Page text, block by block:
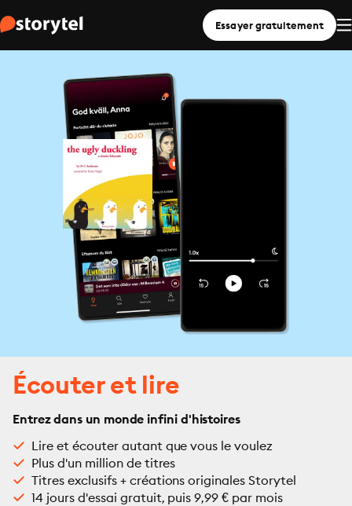
Essayer gratuitement
Écouter et lire
Entrez dans un monde infini d'histoires
Lire et écouter autant que vous le voulez
Plus d'un million de titres
Titres exclusifs + créations originales Storytel
14 jours d'essai gratuit, puis 9,99 € par mois